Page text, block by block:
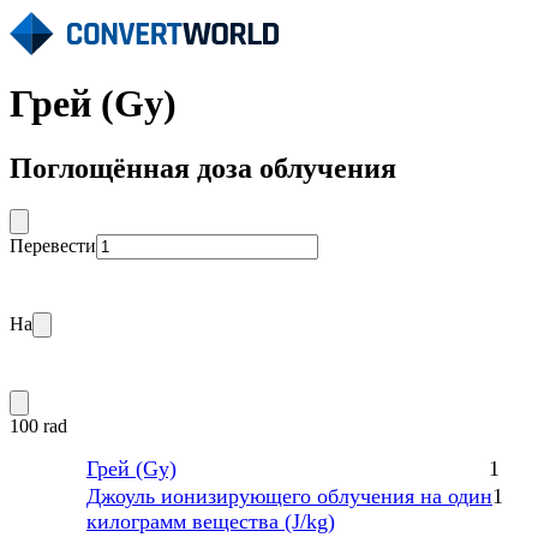
Грей (Gy)
Поглощённая доза облучения
Перевести
На
100 rad
Грей (Gy)
1
Джоуль ионизирующего облучения на один
килограмм вещества (J/kg)
1